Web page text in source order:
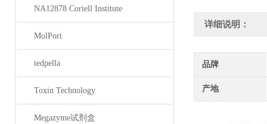
NA12878 Coriell Institute
MolPort
tedpella
Toxin Technology
Megazyme试剂盒
详细说明：
品牌
产地